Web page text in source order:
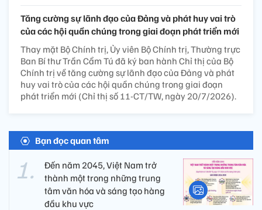
Tăng cường sự lãnh đạo của Đảng và phát huy vai trò
của các hội quần chúng trong giai đoạn phát triển mới
Thay mặt Bộ Chính trị, Ủy viên Bộ Chính trị, Thường trực
Ban Bí thư Trần Cẩm Tú đã ký ban hành Chỉ thị của Bộ
Chính trị về tăng cường sự lãnh đạo của Đảng và phát
huy vai trò của các hội quần chúng trong giai đoạn
phát triển mới (Chỉ thị số 11-CT/TW, ngày 20/7/2026).
Bạn đọc quan tâm
Đến năm 2045, Việt Nam trở
thành một trong những trung
tâm văn hóa và sáng tạo hàng
đầu khu vực